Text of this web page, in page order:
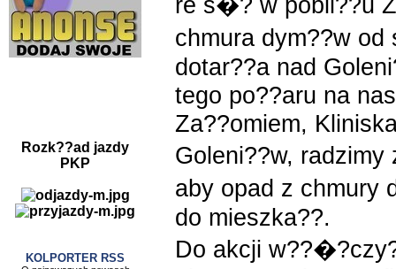
Rozk??ad jazdy
PKP
KOLPORTER RSS
chmura dym??w
dotar??a nad
tego po??aru na
Za??omiem,
Goleni??w,
aby opad z chmury
do mieszka??.
Do akcji